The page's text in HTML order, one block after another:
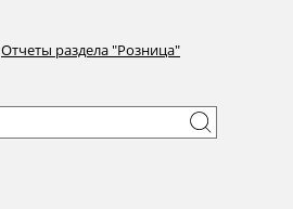
Отчеты раздела "Розница"